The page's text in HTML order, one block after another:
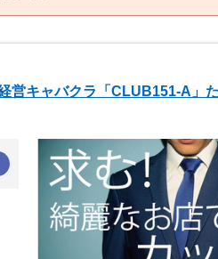
営キャバクラ「CLUB151-A」